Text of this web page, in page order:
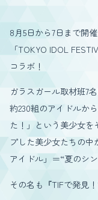
8月5日から7日まで開
「TOKYO IDOL
コラボ！
ガラスガール取材班7
約230組のアイドルか
た！」という美少女を
プした美少女たちの
アイドル」＝“夏のシ
その名も『TIFで発見